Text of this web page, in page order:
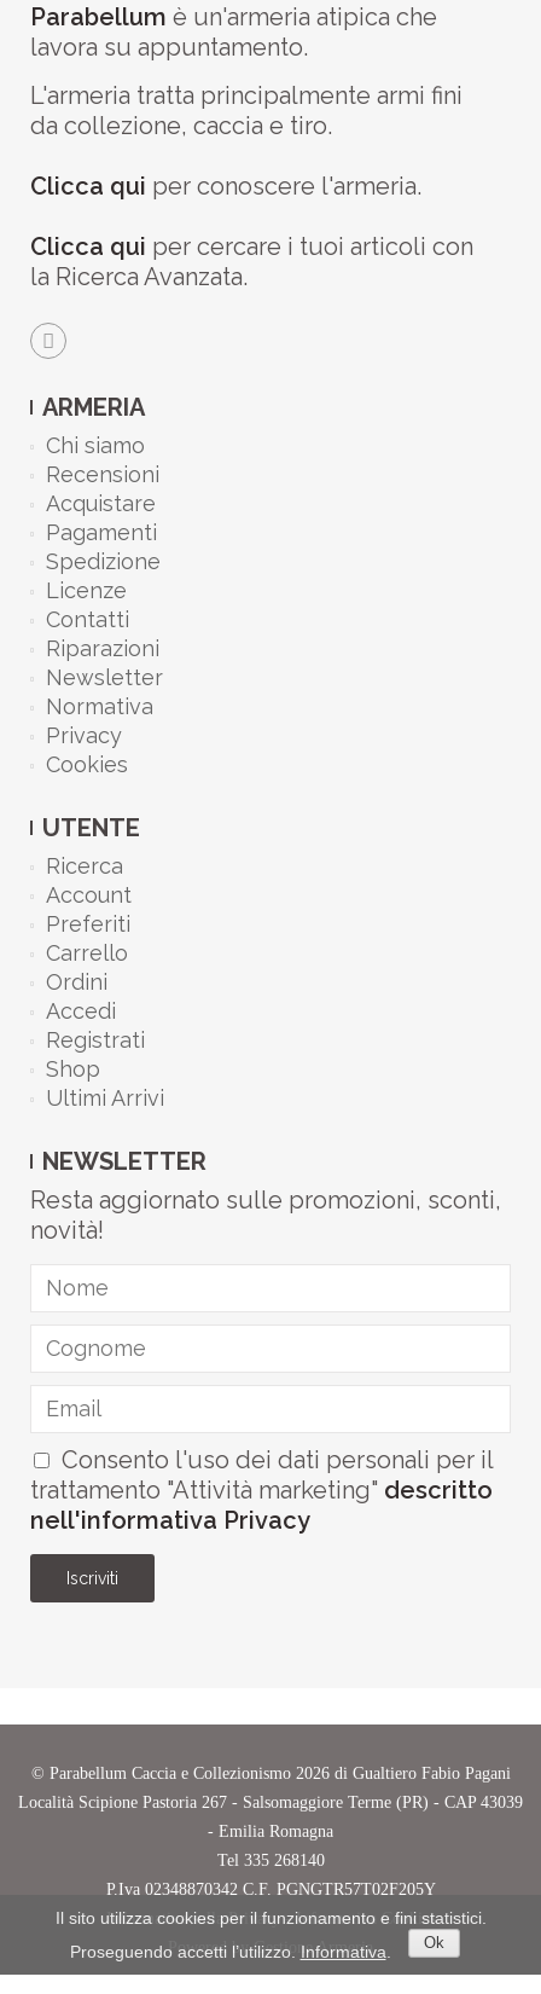
Il sito utilizza cookies per il funzionamento e fini statistici.
Proseguendo accetti l’utilizzo. Informativa Ok
Parabellum è un'armeria atipica che
lavora su appuntamento.
L'armeria tratta principalmente armi fini
da collezione, caccia e tiro.
Clicca qui per conoscere l'armeria.
Clicca qui per cercare i tuoi articoli con
la Ricerca Avanzata.
ARMERIA
Chi siamo
Recensioni
Acquistare
Pagamenti
Spedizione
Licenze
Contatti
Riparazioni
Newsletter
Normativa
Privacy
Cookies
UTENTE
Ricerca
Account
Preferiti
Carrello
Ordini
Accedi
Registrati
Shop
Ultimi Arrivi
NEWSLETTER
Resta aggiornato sulle promozioni, sconti,
novità!
Consento l'uso dei dati personali per il
trattamento "Attività marketing" descritto
nell'informativa Privacy
Iscriviti
© Parabellum Caccia e Collezionismo2026 di Gualtiero Fabio Pagani
Località Scipione Pastoria 267 - Salsomaggiore Terme (PR) - CAP 43039
- Emilia Romagna
Tel 335 268140
P.Iva 02348870342 C.F. PGNGTR57T02F205Y
Informativa sulla Privacy-Informativa Cookies
Powered byGestione Armeria